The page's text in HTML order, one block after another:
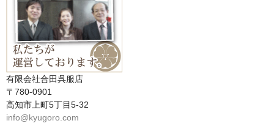
有限会社合田呉服店
〒780-0901
高知市上町5丁目5-32
info@kyugoro.com